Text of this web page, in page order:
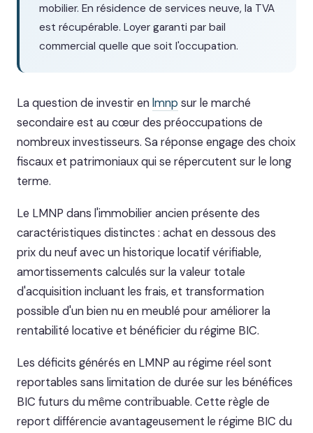
mobilier. En résidence de services neuve, la TVA
est récupérable. Loyer garanti par bail
commercial quelle que soit l'occupation.
La question de investir en lmnp sur le marché
secondaire est au cœur des préoccupations de
nombreux investisseurs. Sa réponse engage des choix
fiscaux et patrimoniaux qui se répercutent sur le long
terme.
Le LMNP dans l'immobilier ancien présente des
caractéristiques distinctes : achat en dessous des
prix du neuf avec un historique locatif vérifiable,
amortissements calculés sur la valeur totale
d'acquisition incluant les frais, et transformation
possible d'un bien nu en meublé pour améliorer la
rentabilité locative et bénéficier du régime BIC.
Les déficits générés en LMNP au régime réel sont
reportables sans limitation de durée sur les bénéfices
BIC futurs du même contribuable. Cette règle de
report différencie avantageusement le régime BIC du